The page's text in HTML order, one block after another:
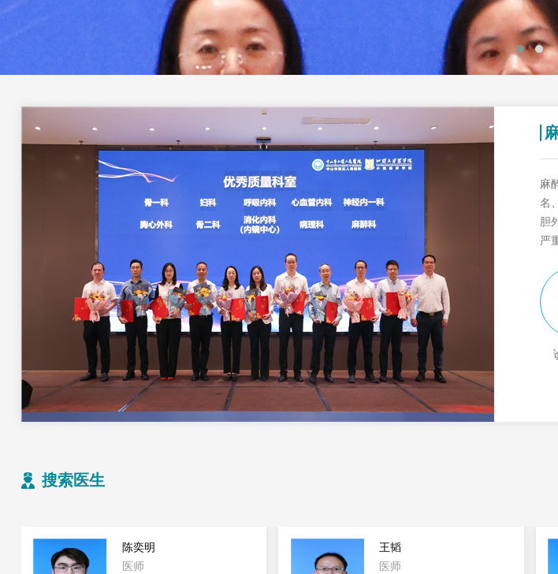
麻
名
胆
严
搜索医生
王韬
医师
杨纲华
医师